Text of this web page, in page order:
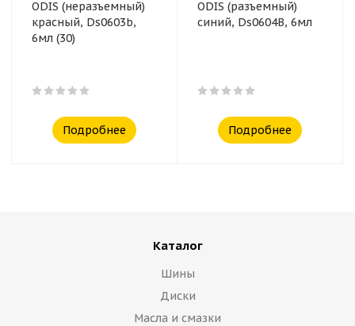
ODIS (неразъемный)
красный, Ds0603b,
6мл (30)
Подробнее
ODIS (разъемный)
синий, Ds0604B, 6мл
Подробнее
Каталог
Шины
Диски
Масла и смазки